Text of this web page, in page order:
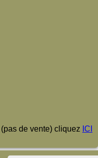
de vente) cliquez ICI